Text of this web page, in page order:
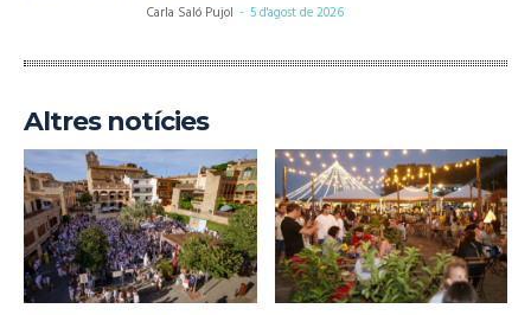
Carla Saló Pujol - 5 d'agost de 2026
Altres notícies